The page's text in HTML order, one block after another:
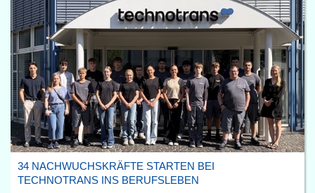
34 NACHWUCHSKRÄFTE STARTEN BEI
TECHNOTRANS INS BERUFSLEBEN